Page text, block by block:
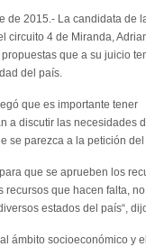
de 2015.- La candidata de
circuito 4 de Miranda,
que a su juicio
del país.
que es importante tener
a discutir las necesidades
se parezca a la petición del
que se aprueben los
recursos que hacen falta,
estados del país“,
ámbito socioeconómico y